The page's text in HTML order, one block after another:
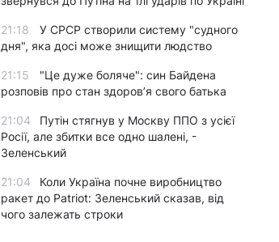
21:18
У СРСР створили систему "судного
дня", яка досі може знищити людство
21:15
"Це дуже боляче": син Байдена
розповів про стан здоров’я свого батька
21:04
Путін стягнув у Москву ППО з усієї
Росії, але збитки все одно шалені, -
Зеленський
21:04
Коли Україна почне виробництво
ракет до Patriot: Зеленський сказав, від
чого залежать строки